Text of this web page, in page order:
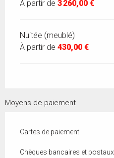
À partir de 3 260,00 €
Nuitée (meublé)
À partir de 430,00 €
Moyens de paiement
Cartes de paiement
Chèques bancaires et postaux